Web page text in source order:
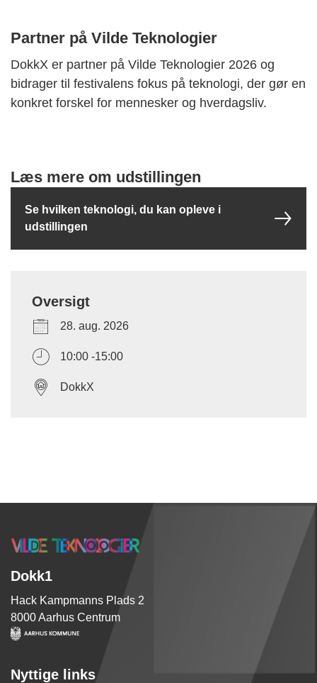
Partner på Vilde Teknologier
DokkX er partner på Vilde Teknologier 2026 og
bidrager til festivalens fokus på teknologi, der gør en
konkret forskel for mennesker og hverdagsliv.
Læs mere om udstillingen
Se hvilken teknologi, du kan opleve i
udstillingen
Oversigt
28. aug. 2026
10:00 -15:00
DokkX
Dokk1
Hack Kampmanns Plads 2
8000 Aarhus Centrum
Nyttige links